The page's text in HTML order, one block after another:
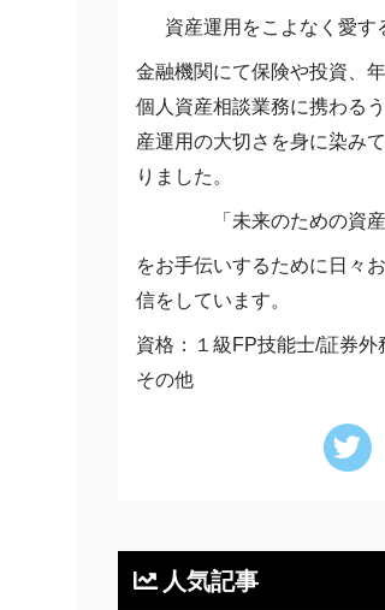
資産運用をこよなく愛す
金融機関にて保険や投資、
個人資産相談業務に携わる
産運用の大切さを身に染み
りました。
「未来のための資
をお手伝いするために日々
信をしています。
資格：１級FP技能士/証券外
その他
人気記事